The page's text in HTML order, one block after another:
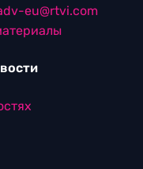
eu@rtvi.com